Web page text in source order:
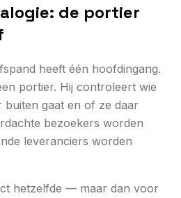
de portier
heeft één hoofdingang.
portier. Hij controleert wie
gaat en of ze daar
bezoekers worden
leveranciers worden
hetzelfde — maar dan voor